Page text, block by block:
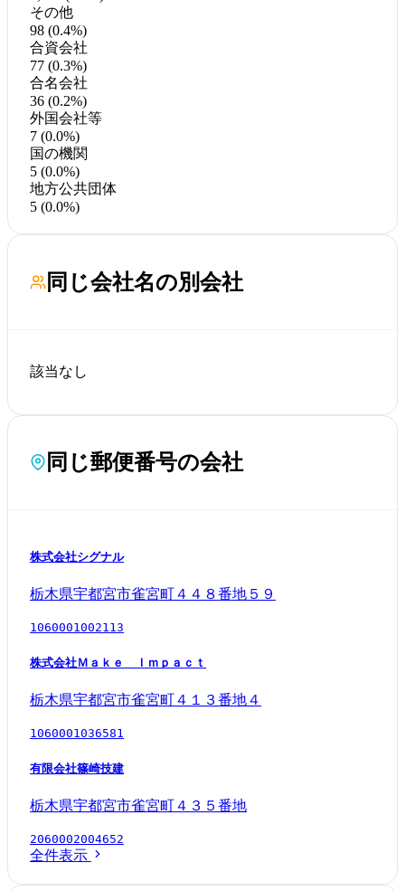
その他
98 (0.4%)
合資会社
77 (0.3%)
合名会社
36 (0.2%)
外国会社等
7 (0.0%)
国の機関
5 (0.0%)
地方公共団体
5 (0.0%)
同じ会社名の別会社
該当なし
同じ郵便番号の会社
株式会社シグナル
栃木県宇都宮市雀宮町４４８番地５９
1060001002113
株式会社Ｍａｋｅ Ｉｍｐａｃｔ
栃木県宇都宮市雀宮町４１３番地４
1060001036581
有限会社篠崎技建
栃木県宇都宮市雀宮町４３５番地
2060002004652
全件表示